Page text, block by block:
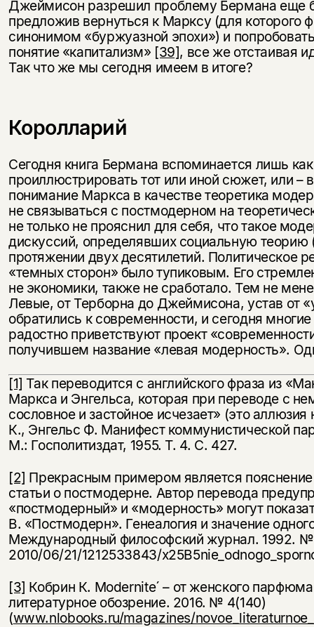
Джеймисон разрешил проблему Бермана еще
предложив вернуться к Марксу (для которого
синонимом «буржуазной эпохи») и
понятие «капитализм» [39], все же отстаивая
Так что же мы сегодня имеем в итоге?
Королларий
Сегодня книга Бермана вспоминается лишь
проиллюстрировать тот или иной сюжет, или –
понимание Маркса в качестве теоретика
не связываться с постмодерном на
не только не прояснил для себя, что такое
дискуссий, определявших социальную теорию
протяжении двух десятилетий. Политическое
«темных сторон» было тупиковым. Его
не экономики, также не сработало. Тем не
Левые, от Терборна до Джеймисона, устав от
обратились к современности, и сегодня
радостно приветствуют проект
получившем название «левая модерность».
[1] Так переводится с английского фраза из
Маркса и Энгельса, которая при переводе с
сословное и застойное исчезает» (это
К., Энгельс Ф. Манифест коммунистической
М.: Госполитиздат, 1955. Т. 4. С. 427.
[2] Прекрасным примером является
статьи о постмодерне. Автор перевода
«постмодерный» и «модерность» могут
В. «Постмодерн». Генеалогия и значение
Международный философский журнал. 1992. №
2010/06/21/1212533843/
[3] Кобрин К. Modernite´ – от женского
литературное обозрение. 2016. № 4(140)
(www.nlobooks.ru/magazines/